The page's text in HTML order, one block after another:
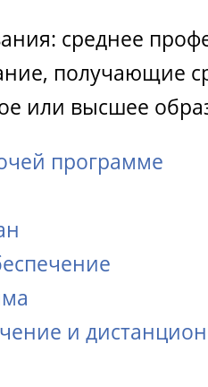
среднее
получающие
или высшее
программе
и